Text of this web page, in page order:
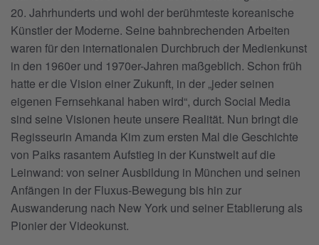
20. Jahrhunderts und wohl der berühmteste koreanische
Künstler der Moderne. Seine bahnbrechenden Arbeiten
waren für den internationalen Durchbruch der Medienkunst
in den 1960er und 1970er-Jahren maßgeblich. Schon früh
hatte er die Vision einer Zukunft, in der „jeder seinen
eigenen Fernsehkanal haben wird“, durch Social Media
sind seine Visionen heute unsere Realität. Nun bringt die
Regisseurin Amanda Kim zum ersten Mal die Geschichte
von Paiks rasantem Aufstieg in der Kunstwelt auf die
Leinwand: von seiner Ausbildung in München und seinen
Anfängen in der Fluxus-Bewegung bis hin zur
Auswanderung nach New York und seiner Etablierung als
Pionier der Videokunst.